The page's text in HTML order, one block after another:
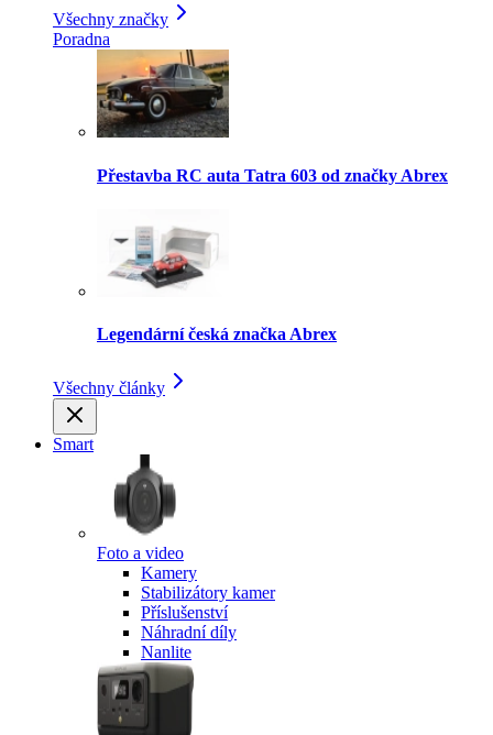
Všechny značky
Poradna
Přestavba RC auta Tatra 603 od značky Abrex
Legendární česká značka Abrex
Všechny články
Smart
Foto a video
Kamery
Stabilizátory kamer
Příslušenství
Náhradní díly
Nanlite